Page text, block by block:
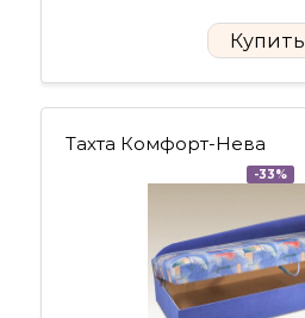
Купить
Тахта Комфорт-Нева
-33%